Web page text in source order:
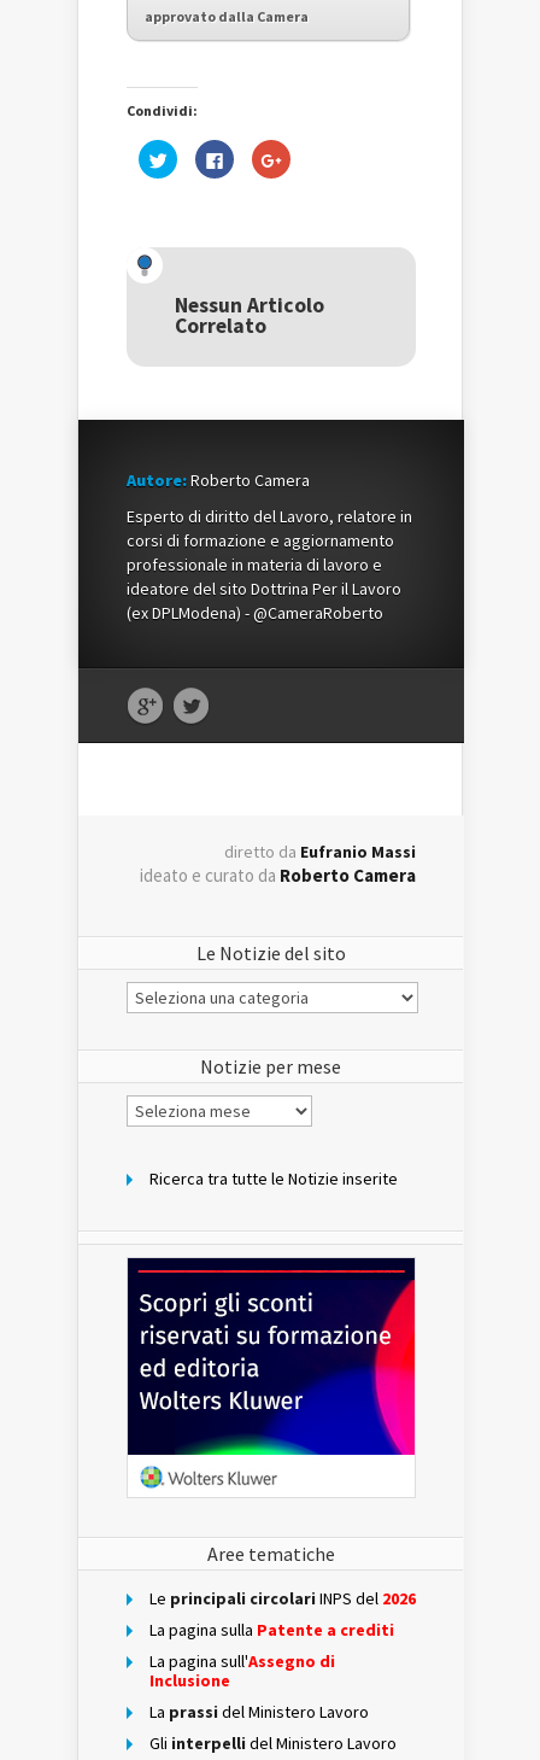
approvato dalla Camera
Condividi:
Fai
clic
una
nuova
finestra)
Fai
clic
nuova
finestra)
Fai
clic
una
nuova
Nessun Articolo
Correlato
Autore:Roberto Camera
Esperto di diritto del Lavoro, relatore in
corsi di formazione e aggiornamento
professionale in materia di lavoro e
ideatore del sito Dottrina Per il Lavoro
(ex DPLModena) - @CameraRoberto
diretto da Eufranio Massi
ideato e curato da Roberto Camera
Le Notizie del sito
Le
Notizie
Notizie per mese
Notizie
per
Ricerca tra tutte le Notizie inserite
Aree tematiche
Le principali circolari INPS del 2026
La pagina sulla Patente a crediti
La pagina sull'Assegno di
Inclusione
La prassi del Ministero Lavoro
Gli interpelli del Ministero Lavoro